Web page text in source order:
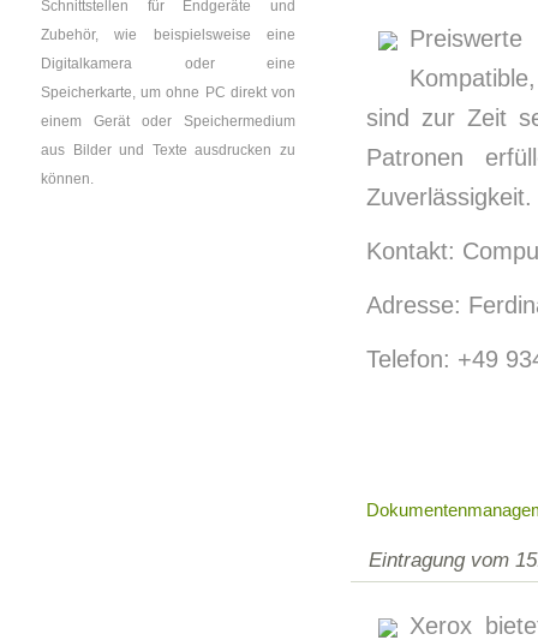
sind zur Zeit
Patronen
Zuverlässigkeit.
Kontakt:
Adresse:
Telefon: +49
Eintragung vom
Xerox
Schnittstellen für Endgeräte und
Zubehör, wie beispielsweise eine
Digitalkamera oder eine
Speicherkarte, um ohne PC direkt von
einem Gerät oder Speichermedium
aus Bilder und Texte ausdrucken zu
können.